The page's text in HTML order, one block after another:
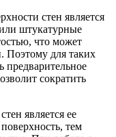
стен является
штукатурные
что может
Поэтому для таких
предварительное
сократить
является ее
тем